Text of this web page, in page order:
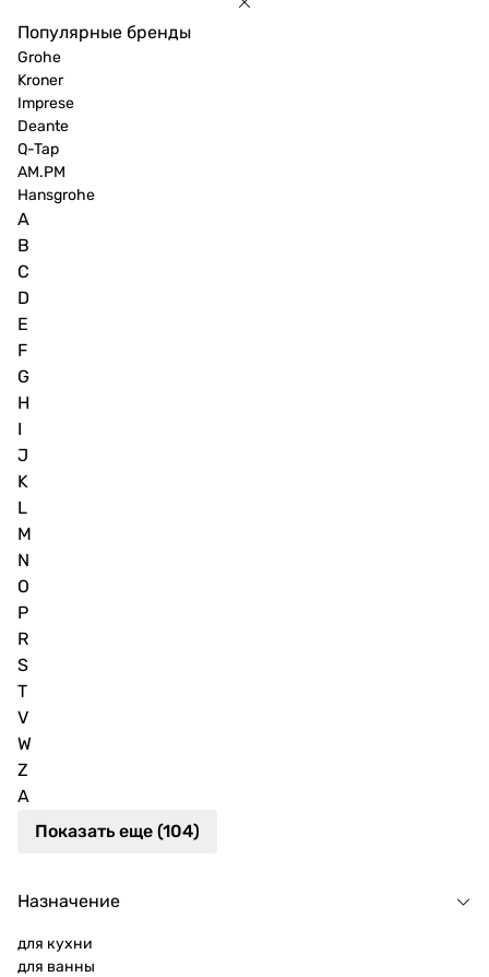
Популярные бренды
Grohe
Kroner
Imprese
Deante
Q-Tap
AM.PM
Hansgrohe
A
B
C
D
E
F
G
H
I
J
K
L
M
N
O
P
R
S
T
V
W
Z
А
Показать еще (104)
Назначение
для кухни
для ванны